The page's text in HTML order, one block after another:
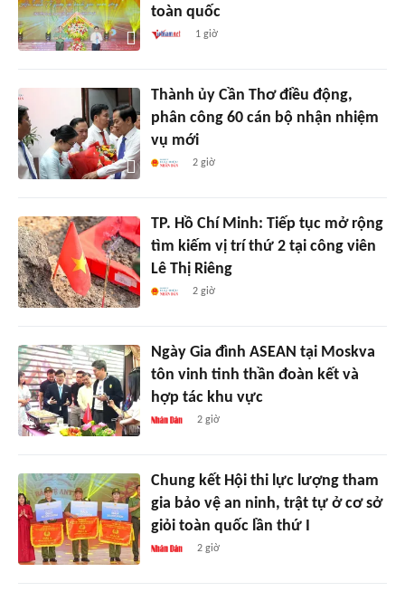
toàn quốc
1 giờ
Thành ủy Cần Thơ điều động,
phân công 60 cán bộ nhận nhiệm
vụ mới
2 giờ
TP. Hồ Chí Minh: Tiếp tục mở rộng
tìm kiếm vị trí thứ 2 tại công viên
Lê Thị Riêng
2 giờ
Ngày Gia đình ASEAN tại Moskva
tôn vinh tinh thần đoàn kết và
hợp tác khu vực
2 giờ
Chung kết Hội thi lực lượng tham
gia bảo vệ an ninh, trật tự ở cơ sở
giỏi toàn quốc lần thứ I
2 giờ